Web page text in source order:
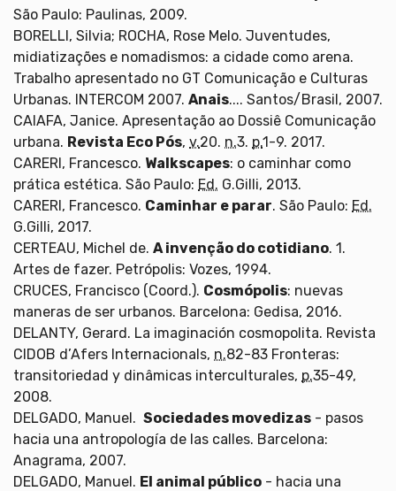
São Paulo: Paulinas, 2009.
BORELLI, Silvia; ROCHA, Rose Melo. Juventudes,
midiatizações e nomadismos: a cidade como arena.
Trabalho apresentado no GT Comunicação e Culturas
Urbanas. INTERCOM 2007. Anais.... Santos/Brasil, 2007.
CAIAFA, Janice. Apresentação ao Dossiê Comunicação
urbana. Revista Eco Pós, v.20. n.3. p.1-9. 2017.
CARERI, Francesco. Walkscapes: o caminhar como
prática estética. São Paulo: Ed. G.Gilli, 2013.
CARERI, Francesco. Caminhar e parar. São Paulo: Ed.
G.Gilli, 2017.
CERTEAU, Michel de. A invenção do cotidiano. 1.
Artes de fazer. Petrópolis: Vozes, 1994.
CRUCES, Francisco (Coord.). Cosmópolis: nuevas
maneras de ser urbanos. Barcelona: Gedisa, 2016.
DELANTY, Gerard. La imaginación cosmopolita. Revista
CIDOB d’Afers Internacionals, n.82-83 Fronteras:
transitoriedad y dinâmicas interculturales, p.35-49,
2008.
DELGADO, Manuel. Sociedades movedizas - pasos
hacia una antropología de las calles. Barcelona:
Anagrama, 2007.
DELGADO, Manuel. El animal público - hacia una